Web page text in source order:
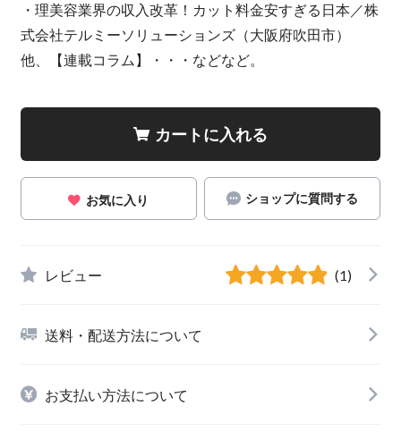
・理美容業界の収入改革！カット料金安すぎる日本／株
式会社テルミーソリューションズ（大阪府吹田市）
他、【連載コラム】・・・などなど。
カートに入れる
お気に入り ショップに質問する
レビュー (1)
送料・配送方法について
お支払い方法について